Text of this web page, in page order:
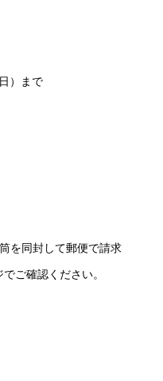
）まで
を同封して郵便で請求
ご確認ください。